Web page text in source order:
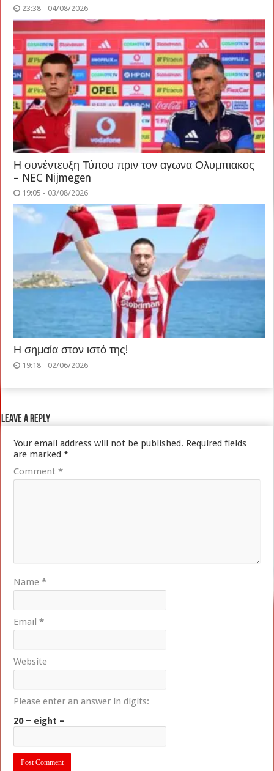
23:38 - 04/08/2026
Η συνέντευξη Τύπου πριν τον αγωνα Ολυμπιακος
– NEC Nijmegen
19:05 - 03/08/2026
Η σημαία στον ιστό της!
19:18 - 02/06/2026
Leave a Reply
Your email address will not be published. Required fields
are marked*
Comment*
Name*
Email*
Website
Please enter an answer in digits:
20 − eight =